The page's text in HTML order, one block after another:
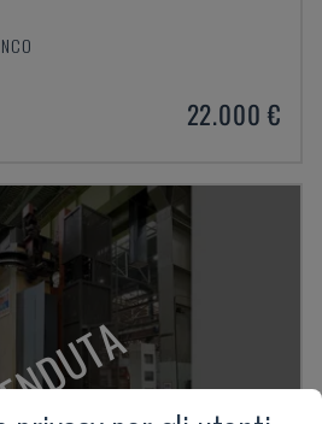
22.000 €